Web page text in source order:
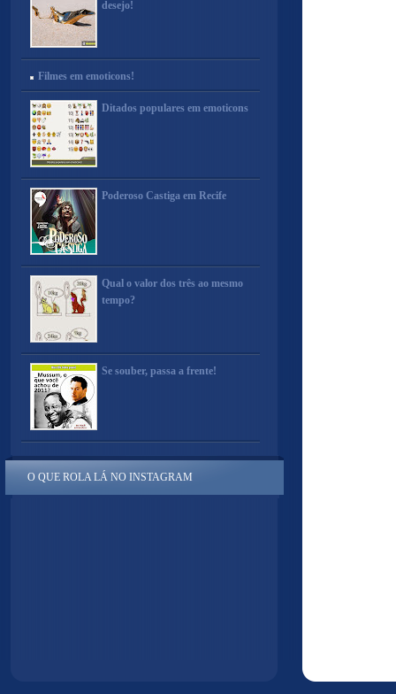
desejo!
Filmes em emoticons!
Ditados populares em emoticons
Poderoso Castiga em Recife
Qual o valor dos três ao mesmo
tempo?
Se souber, passa a frente!
O QUE ROLA LÁ NO INSTAGRAM